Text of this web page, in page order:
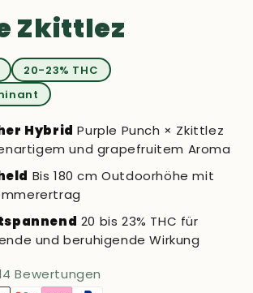
Zkittlez
20-23% THC
Hybrid Purple Punch × Zkittlez
und grapefruitem Aroma
Bis 180 cm Outdoorhöhe mit
20 bis 23% THC für
und beruhigende Wirkung
Bewertungen